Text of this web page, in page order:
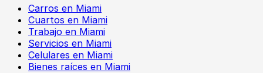
Carros en Miami
Cuartos en Miami
Trabajo en Miami
Servicios en Miami
Celulares en Miami
Bienes raíces en Miami